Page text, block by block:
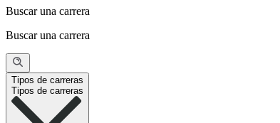
Buscar una carrera
Buscar una carrera
Tipos de carreras
Tipos de carreras